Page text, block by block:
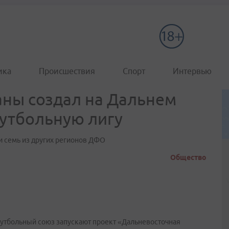
Происшествия Спорт Интервью
создал на Дальнем
лигу
семь из других регионов ДФО
Общество
союз запускают проект «Дальневосточная